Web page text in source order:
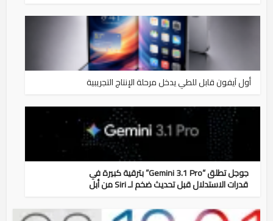
أول آيفون قابل للطي يدخل مرحلة الإنتاج التجريبية
جوجل تطلق “Gemini 3.1 Pro” بترقية كبيرة في
قدرات الاستدلال قبل تحديث ضخم لـ Siri من أبل